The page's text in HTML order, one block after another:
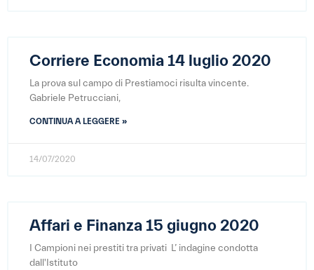
Corriere Economia 14 luglio 2020
La prova sul campo di Prestiamoci risulta vincente.
Gabriele Petrucciani,
CONTINUA A LEGGERE »
14/07/2020
Affari e Finanza 15 giugno 2020
I Campioni nei prestiti tra privati L’ indagine condotta
dall'Istituto